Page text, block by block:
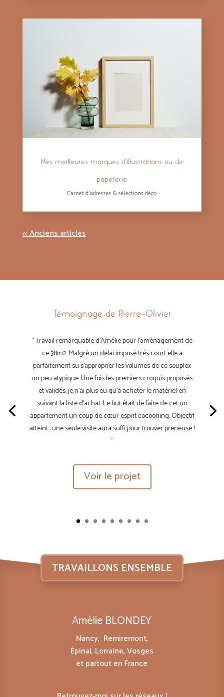
Mes meilleures marques d’illustrations ou de
papeterie
Carnet d'adresses & sélections déco
« Entrées précédentes
Témoignage de Pierre-Olivier
“Travail remarquable d’Amélie pour l’aménagement de
ce 38m2. Malgré un délai imposé très court elle a
parfaitement su s’approprier les volumes de ce souplex
un peu atypique. Une fois les premiers croquis proposés
et validés, je n’ai plus eu qu’à acheter le matériel en
suivant la liste d’achat. Le but était de faire de cet un
appartement un coup de cœur esprit cocooning. Objectif
atteint : une seule visite aura suffi pour trouver preneuse !
”
Voir le projet
TRAVAILLONS ENSEMBLE
Amélie BLONDEY
Nancy, Remiremont,
Épinal, Lorraine, Vosges
et partout en France